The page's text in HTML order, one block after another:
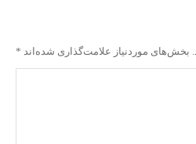
بخش‌های موردنیاز علامت‌گذاری شده‌اند *